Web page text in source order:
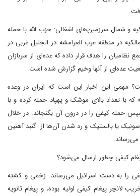
و شمال سرزمین‌های اشغالی: حزب الله با حمله
در منطقه عرب العرامشه در الجلیل غربی در
را هدف قرار داده که عده‌ای از سربازان
عده‌ای از آنها وخیم گزارش شده است.
مهمی این اخبار این است که ایران در وعده
با تعداد بالای موشک و پهپاد حمله کرده و با
سپس حمله کیفی را در درون آن بگنجاند. در خلال
یا بالستیک و رد شدن آن‌ها از گنبد آهنین
کیفی چطور ارسال می‌شود؟
را به دست اسرائیل می‌‌رساند. زخمی و کشته
لانچر پیغام کیفی اولیه بوده، و پیغام ثانویه